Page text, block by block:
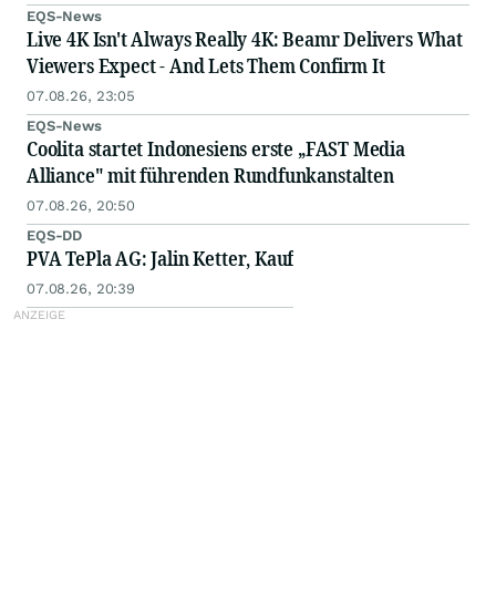
EQS-News
Live 4K Isn't Always Really 4K: Beamr Delivers What
Viewers Expect - And Lets Them Confirm It
07.08.26, 23:05
EQS-News
Coolita startet Indonesiens erste „FAST Media
Alliance" mit führenden Rundfunkanstalten
07.08.26, 20:50
EQS-DD
PVA TePla AG: Jalin Ketter, Kauf
07.08.26, 20:39